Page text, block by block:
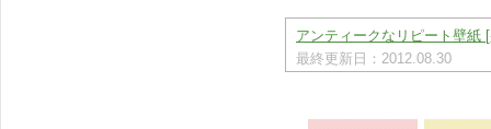
アンティークなリピート壁紙
最終更新日：2012.08.30